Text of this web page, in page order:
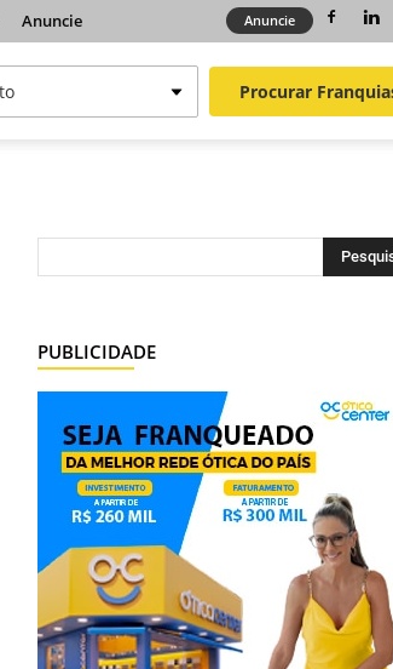
Anuncie Anuncie
Procurar
PUBLICIDADE